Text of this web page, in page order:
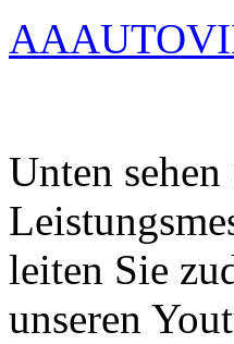
Unten
leiten Sie
unseren